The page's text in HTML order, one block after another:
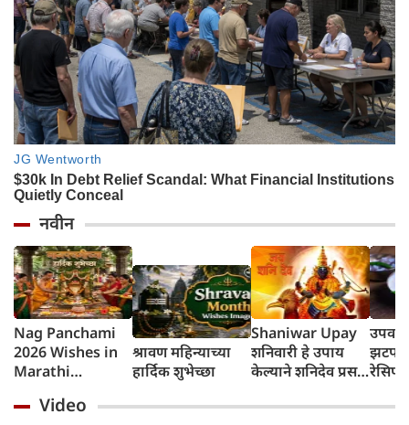
नवीन
Nag Panchami
2026 Wishes in
Marathi
शुभेच्छा संदेश
श्रावण महिन्याच्या
हार्दिक शुभेच्छा
Shaniwar Upay
शनिवारी हे उपाय
केल्याने शनिदेव प्रसन्न
उजळेल
झटपट
Video